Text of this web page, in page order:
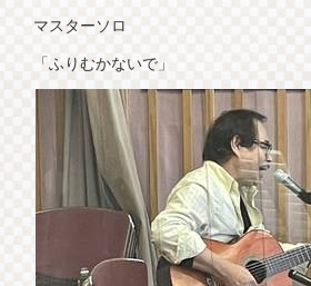
マスターソロ
「ふりむかないで」